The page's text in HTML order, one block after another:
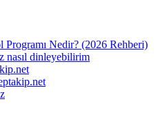
Nedir? (2026 Rehberi)
nasıl dinleyebilirim